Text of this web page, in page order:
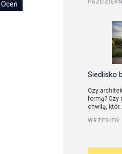
Siedlisko
Czy
formą? Czy
chwilą,
WRZESIEŃ